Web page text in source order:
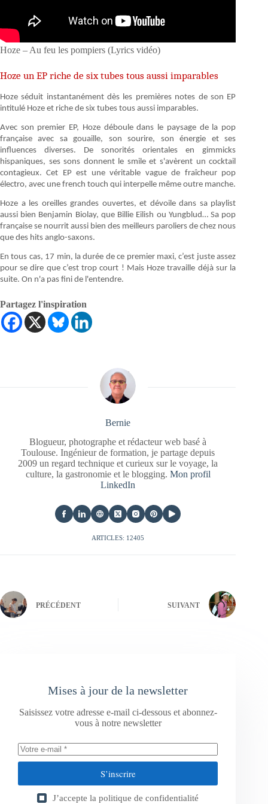
Hoze – Au feu les pompiers (Lyrics vidéo)
Hoze un EP riche de six tubes tous aussi imparables
Hoze séduit instantanément dès les premières notes de son EP
intitulé Hoze et riche de six tubes tous aussi imparables.
Avec son premier EP, Hoze déboule dans le paysage de la pop
française avec sa gouaille, son sourire, son énergie et ses
influences diverses. De sonorités orientales en gimmicks
hispaniques, ses sons donnent le smile et s'avèrent un cocktail
contagieux. Cet EP est une véritable vague de fraîcheur pop
électro, avec une french touch qui interpelle même outre manche.
Hoze a les oreilles grandes ouvertes, et dévoile dans sa playlist
aussi bien Benjamin Biolay, que Billie Eilish ou Yungblud… Sa pop
française se nourrit aussi bien des meilleurs paroliers de chez nous
que des hits anglo-saxons.
En tous cas, 17 min, la durée de ce premier maxi, c’est juste assez
pour se dire que c’est trop court ! Mais Hoze travaille déjà sur la
suite. On n'a pas fini de l'entendre.
Partagez l'inspiration
Bernie
Blogueur, photographe et rédacteur web basé à
Toulouse. Ingénieur de formation, je partage depuis
2009 un regard technique et curieux sur le voyage, la
culture, la gastronomie et le blogging. Mon profil
LinkedIn
ARTICLES: 12405
PRÉCÉDENT SUIVANT
Mises à jour de la newsletter
Saisissez votre adresse e-mail ci-dessous et abonnez-
vous à notre newsletter
S’inscrire
J’accepte la politique de confidentialité